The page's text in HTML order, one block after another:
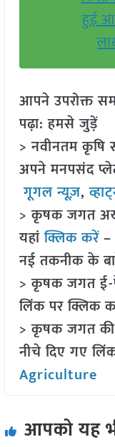
हुई
आपने उपरोक्त
पढ़ा: हमसे जुड़ें
> नवीनतम
अपने मनपसंद
गूगल न्यूज़,
> कृषक जगत
यहांक्लिक करें–
नई तकनीक के
> कृषक जगत ई-
लिंक पर क्लिक
> कृषक जगत की
नीचे दिए गए
Agriculture
आपको यह